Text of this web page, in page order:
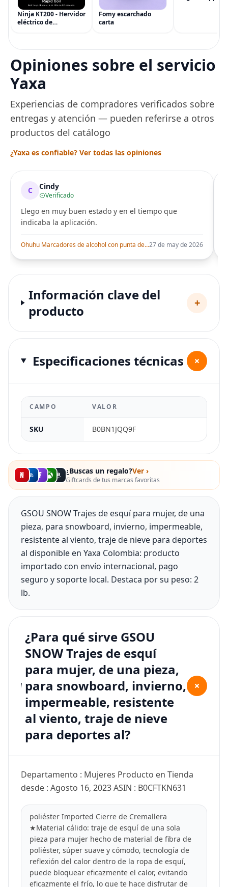
Ninja KT200 - Hervidor
eléctrico de
ajuste de temperatura
de Acero
Fomy escarchado
carta
Opiniones sobre el servicio
Yaxa
Experiencias de compradores verificados sobre
entregas y atención — pueden referirse a otros
productos del catálogo
¿Yaxa es confiable? Ver todas las opiniones
C Cindy
Verificado
Llego en muy buen estado y en el tiempo que
indicaba la aplicación.
Ohuhu Marcadores de alcohol con punta de pincel – Juego de marcadores artísticos de doble punta con certificación AP para artistas adultos27 de may de 2026
Información clave del
producto
+
Especificaciones técnicas +
CAMPO VALOR
SKU B0BN1JQQ9F
¿Buscas un regalo?Ver ›
Giftcards de tus marcas favoritas
GSOU SNOW Trajes de esquí para mujer, de una
pieza, para snowboard, invierno, impermeable,
resistente al viento, traje de nieve para deportes
al disponible en Yaxa Colombia: producto
importado con envío internacional, pago
seguro y soporte local. Destaca por su peso: 2
lb.
¿Para qué sirve GSOU
SNOW Trajes de esquí
para mujer, de una pieza,
para snowboard, invierno,
impermeable, resistente
al viento, traje de nieve
para deportes al?
+
Departamento : Mujeres Producto en Tienda
desde : Agosto 16, 2023 ASIN : B0CFTKN631
poliéster Imported Cierre de Cremallera
★Material cálido: traje de esquí de una sola
pieza para mujer hecho de material de fibra de
poliéster, súper suave y cómodo, tecnología de
reflexión del calor dentro de la ropa de esquí,
puede bloquear eficazmente el calor, evitando
eficazmente el frío, lo que te hace disfrutar de